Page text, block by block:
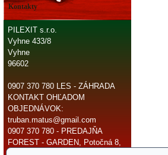
Kontakty
PILEXIT s.r.o.
Vyhne 433/8
Vyhne
96602
0907 370 780 LES - ZÁHRADA
KONTAKT OHĽADOM
OBJEDNÁVOK:
truban.matus@gmail.com
0907 370 780 - PREDAJŇA
FOREST - GARDEN, Potočná 8,